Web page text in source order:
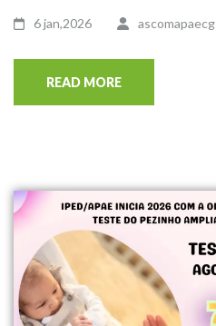
6 jan,2026 ascomapaecg
READ MORE